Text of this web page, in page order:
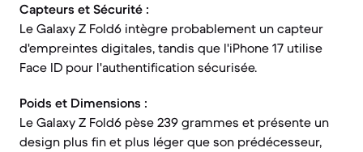
Capteurs et Sécurité :
Le Galaxy Z Fold6 intègre probablement un capteur
d'empreintes digitales, tandis que l'iPhone 17 utilise
Face ID pour l'authentification sécurisée.
Poids et Dimensions :
Le Galaxy Z Fold6 pèse 239 grammes et présente un
design plus fin et plus léger que son prédécesseur,